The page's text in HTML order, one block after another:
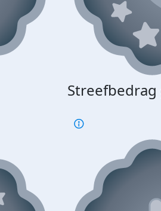
Streefbedrag